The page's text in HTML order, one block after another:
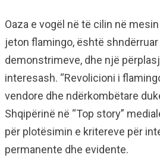
Oaza e vogël në të cilin në
jeton flamingo, është
demonstrimeve, dhe një
interesash. “Revolicioni i
vendore dhe ndërkombëtare
Shqipërinë në “Top story”
për plotësimin e kritereve për
permanente dhe evidente.